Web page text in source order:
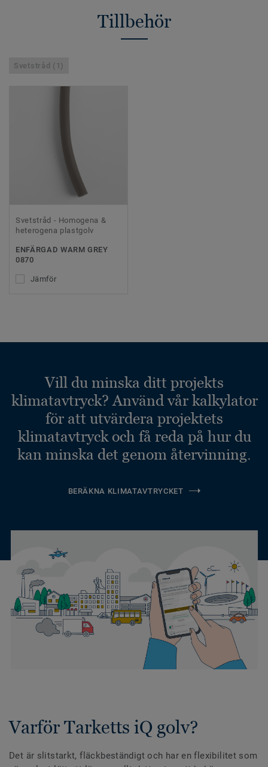
Tillbehör
Svetstråd (1)
Svetstråd - Homogena &
heterogena plastgolv
ENFÄRGAD WARM GREY
0870
Jämför
Vill du minska ditt projekts
klimatavtryck? Använd vår kalkylator
för att utvärdera projektets
klimatavtryck och få reda på hur du
kan minska det genom återvinning.
BERÄKNA KLIMATAVTRYCKET
Varför Tarketts iQ golv?
Det är slitstarkt, fläckbeständigt och har en flexibilitet som